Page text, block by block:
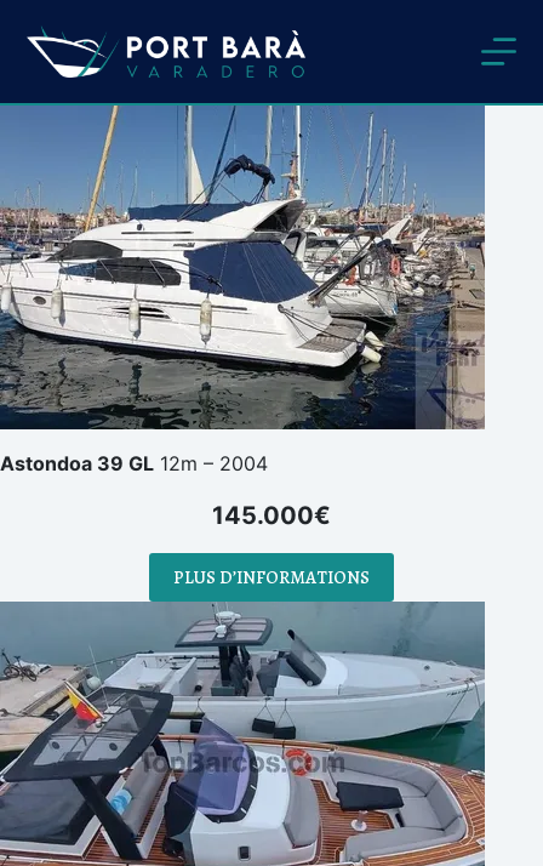
contenu
Astondoa 39 GL 12m – 2004
145.000€
PLUS D’INFORMATIONS